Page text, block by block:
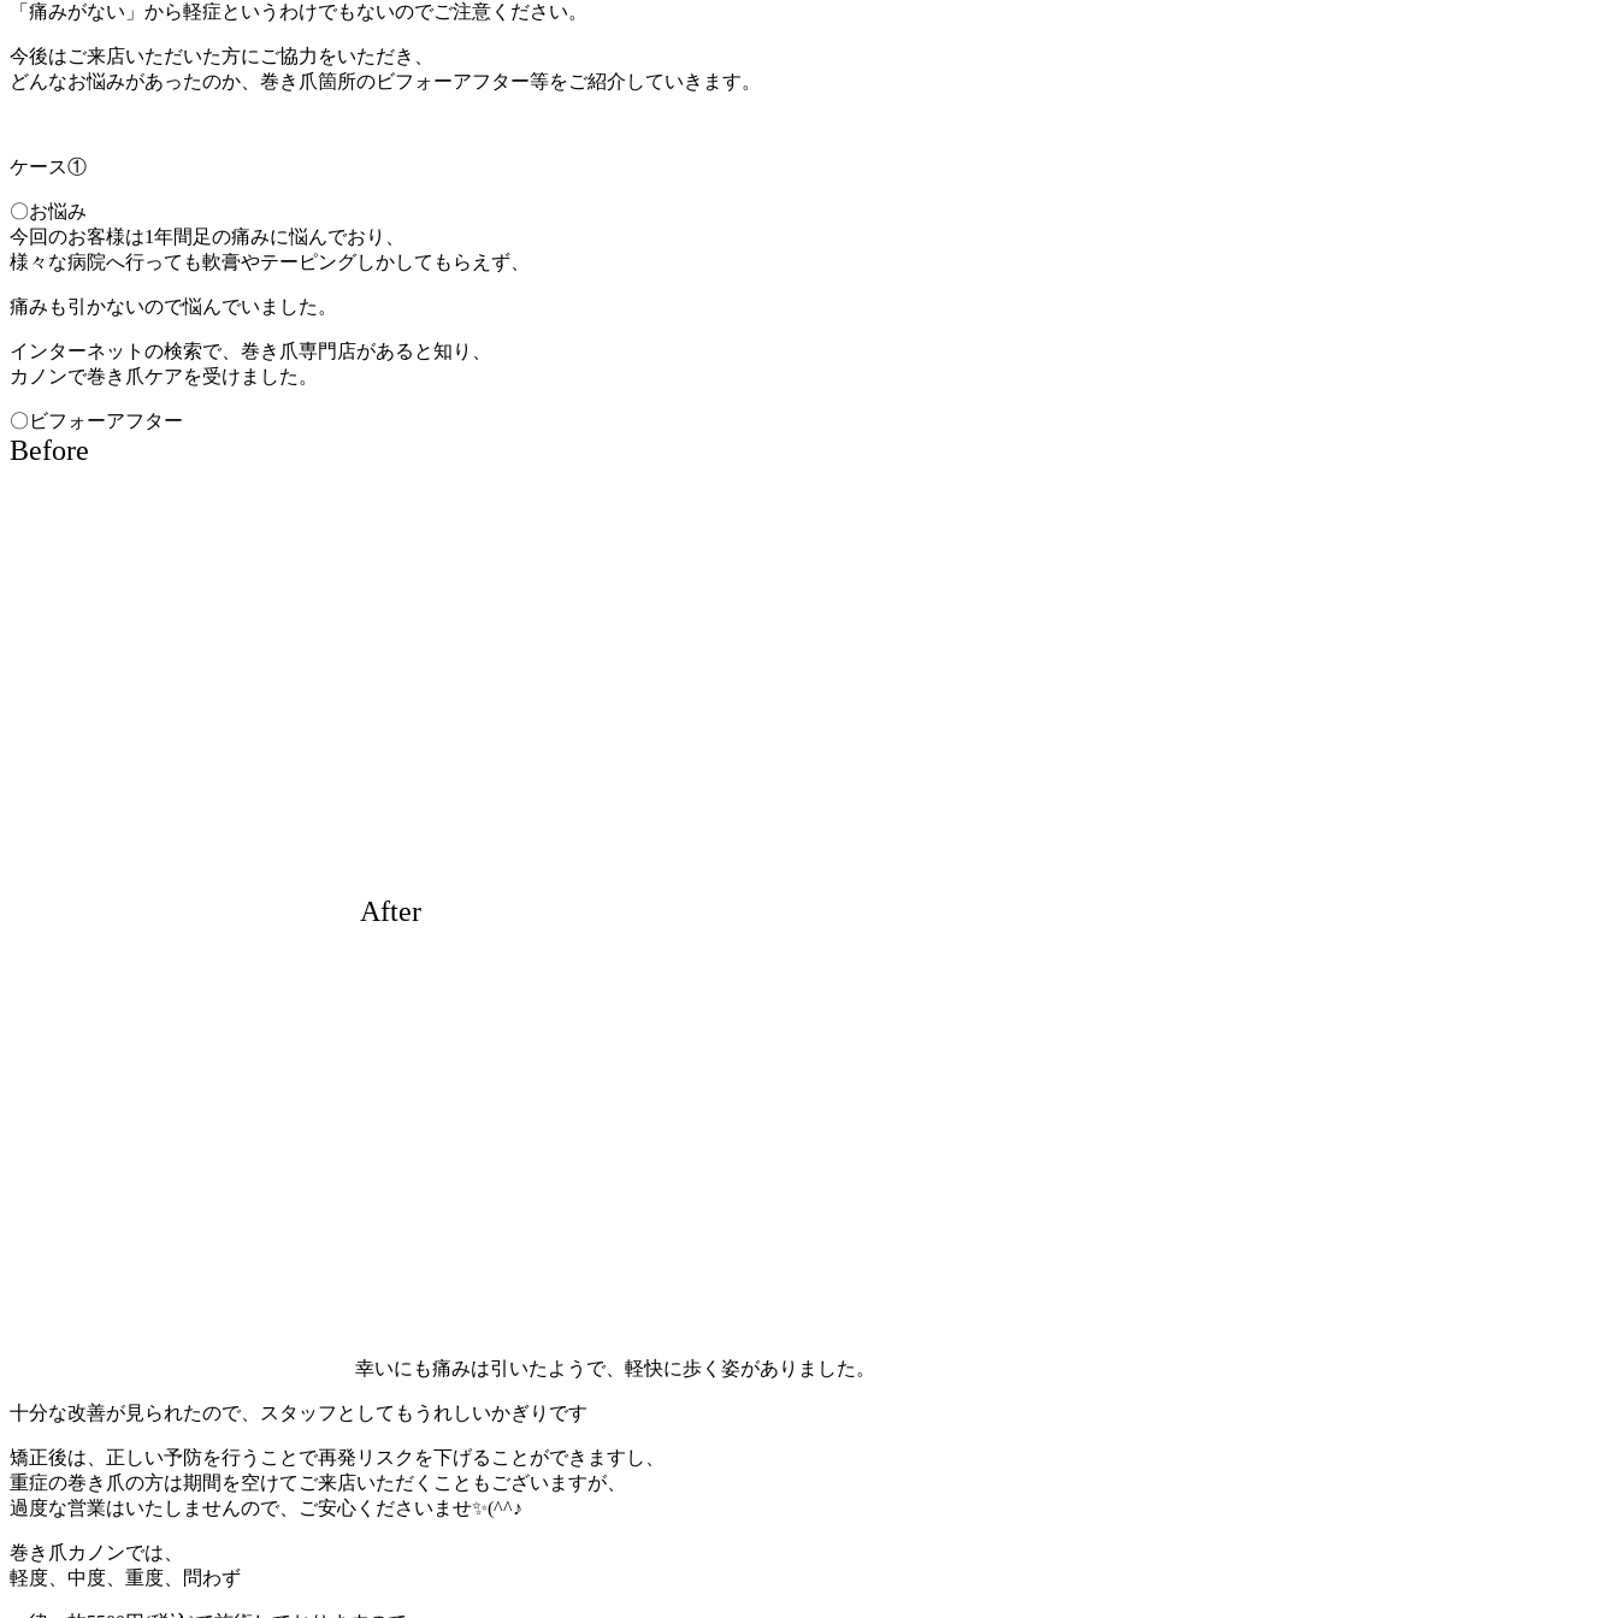
「痛みがない」から軽症というわけでもないのでご注意ください。
今後はご来店いただいた方にご協力をいただき、
どんなお悩みがあったのか、巻き爪箇所のビフォーアフター等をご紹介していきます。
ケース①
〇お悩み
今回のお客様は1年間足の痛みに悩んでおり、
様々な病院へ行っても軟膏やテーピングしかしてもらえず、
痛みも引かないので悩んでいました。
インターネットの検索で、巻き爪専門店があると知り、
カノンで巻き爪ケアを受けました。
〇ビフォーアフター
Before
After
幸いにも痛みは引いたようで、軽快に歩く姿がありました。
十分な改善が見られたので、スタッフとしてもうれしいかぎりです
矯正後は、正しい予防を行うことで再発リスクを下げることができますし、
重症の巻き爪の方は期間を空けてご来店いただくこともございますが、
過度な営業はいたしませんので、ご安心くださいませ✨(^^♪
巻き爪カノンでは、
軽度、中度、重度、問わず